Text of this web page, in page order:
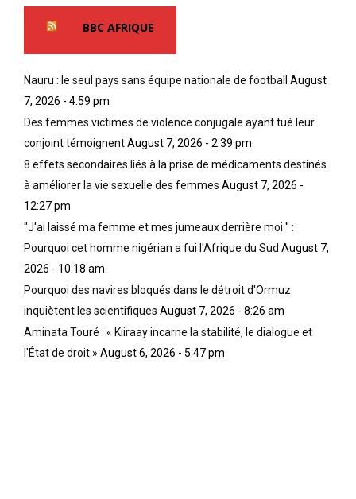
BBC AFRIQUE
Nauru : le seul pays sans équipe nationale de football August
7, 2026 - 4:59 pm
Des femmes victimes de violence conjugale ayant tué leur
conjoint témoignentAugust 7, 2026 - 2:39 pm
8 effets secondaires liés à la prise de médicaments destinés
à améliorer la vie sexuelle des femmes August 7, 2026 -
12:27 pm
''J'ai laissé ma femme et mes jumeaux derrière moi '' :
Pourquoi cet homme nigérian a fui l'Afrique du Sud August 7,
2026 - 10:18 am
Pourquoi des navires bloqués dans le détroit d'Ormuz
inquiètent les scientifiques August 7, 2026 - 8:26 am
Aminata Touré : « Kiiraay incarne la stabilité, le dialogue et
l'État de droit » August 6, 2026 - 5:47 pm